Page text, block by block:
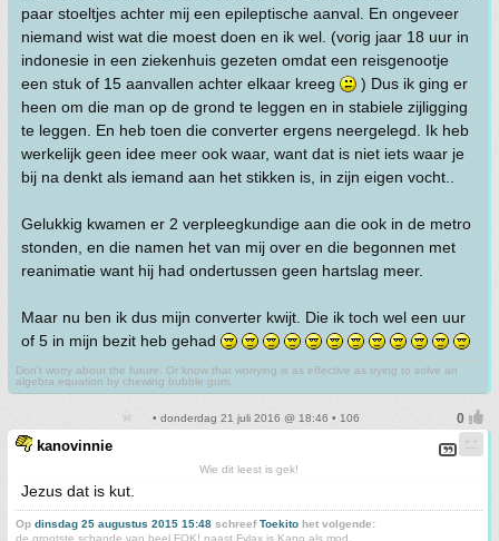
paar stoeltjes achter mij een epileptische aanval. En ongeveer
niemand wist wat die moest doen en ik wel. (vorig jaar 18 uur in
indonesie in een ziekenhuis gezeten omdat een reisgenootje
een stuk of 15 aanvallen achter elkaar kreeg
) Dus ik ging er
heen om die man op de grond te leggen en in stabiele zijligging
te leggen. En heb toen die converter ergens neergelegd. Ik heb
werkelijk geen idee meer ook waar, want dat is niet iets waar je
bij na denkt als iemand aan het stikken is, in zijn eigen vocht..
Gelukkig kwamen er 2 verpleegkundige aan die ook in de metro
stonden, en die namen het van mij over en die begonnen met
reanimatie want hij had ondertussen geen hartslag meer.
Maar nu ben ik dus mijn converter kwijt. Die ik toch wel een uur
of 5 in mijn bezit heb gehad
Don't worry about the future. Or know that worrying is as effective as trying to solve an
algebra equation by chewing bubble gum.
• donderdag 21 juli 2016 @ 18:46 • 106
kanovinnie
Wie dit leest is gek!
Jezus dat is kut.
Op dinsdag 25 augustus 2015 15:48 schreefToekito het volgende:
de grootste schande van heel FOK! naast Fylax is Kano als mod.